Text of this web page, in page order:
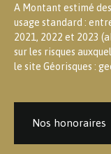
A Montant estimé
usage standard :
2021, 2022 et 2023
sur les risques
le site Géorisques :
Nos honoraires